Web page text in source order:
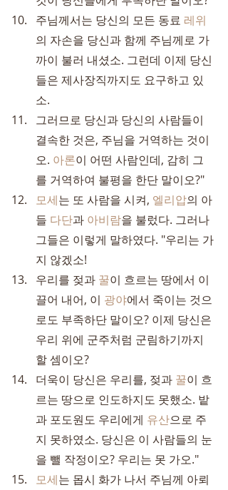
주님께서는 당신의 모든 동료 레위
의 자손을 당신과 함께 주님께로 가
까이 불러 내셨소. 그런데 이제 당신
들은 제사장직까지도 요구하고 있
소.
그러므로 당신과 당신의 사람들이
결속한 것은, 주님을 거역하는 것이
오. 아론이 어떤 사람인데, 감히 그
를 거역하여 불평을 한단 말이오?"
모세는 또 사람을 시켜, 엘리압의 아
들 다단과 아비람을 불렀다. 그러나
그들은 이렇게 말하였다. "우리는 가
지 않겠소!
우리를 젖과 꿀이 흐르는 땅에서 이
끌어 내어, 이 광야에서 죽이는 것으
로도 부족하단 말이오? 이제 당신은
우리 위에 군주처럼 군림하기까지
할 셈이오?
더욱이 당신은 우리를, 젖과 꿀이 흐
르는 땅으로 인도하지도 못했소. 밭
과 포도원도 우리에게 유산으로 주
지 못하였소. 당신은 이 사람들의 눈
을 뺄 작정이오? 우리는 못 가오."
모세는 몹시 화가 나서 주님께 아뢰